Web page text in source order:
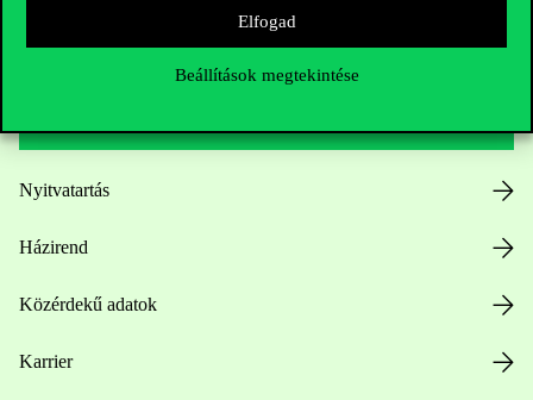
Elfogad
Beállítások megtekintése
Nyitvatartás
Házirend
Közérdekű adatok
Karrier